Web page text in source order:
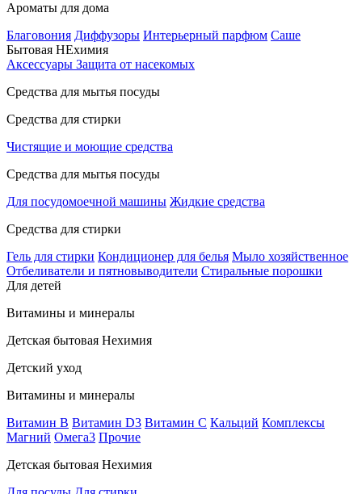
Ароматы для дома
Благовония Диффузоры Интерьерный парфюм Саше
Бытовая НЕхимия
Аксессуары Защита от насекомых
Средства для мытья посуды
Средства для стирки
Чистящие и моющие средства
Средства для мытья посуды
Для посудомоечной машины Жидкие средства
Средства для стирки
Гель для стирки Кондиционер для белья Мыло хозяйственное
Отбеливатели и пятновыводители Стиральные порошки
Для детей
Витамины и минералы
Детская бытовая Нехимия
Детский уход
Витамины и минералы
Витамин В Витамин D3 Витамин С Кальций Комплексы
Магний Омега3 Прочие
Детская бытовая Нехимия